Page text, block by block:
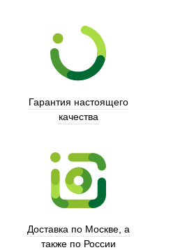
Гарантия настоящего
качества
Доставка по Москве, а
также по России